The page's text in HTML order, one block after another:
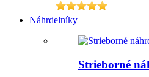
Náhrdelníky
Strieborné